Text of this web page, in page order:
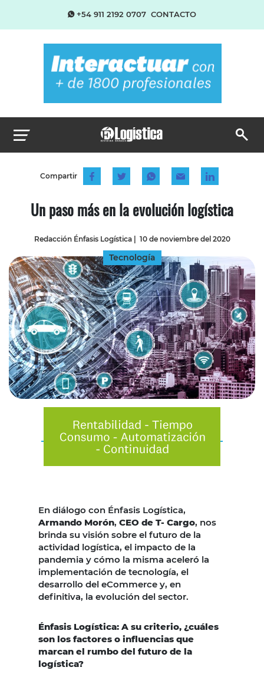
+54 911 2192 0707 CONTACTO
Compartir
Un paso más en la evolución logística
Redacción Énfasis Logística| 10 de noviembre del 2020
Tecnología
En diálogo con Énfasis Logística,
Armando Morón, CEO de T- Cargo, nos
brinda su visión sobre el futuro de la
actividad logística, el impacto de la
pandemia y cómo la misma aceleró la
implementación de tecnología, el
desarrollo del eCommerce y, en
definitiva, la evolución del sector.
Énfasis Logística: A su criterio, ¿cuáles
son los factores o influencias que
marcan el rumbo del futuro de la
logística?